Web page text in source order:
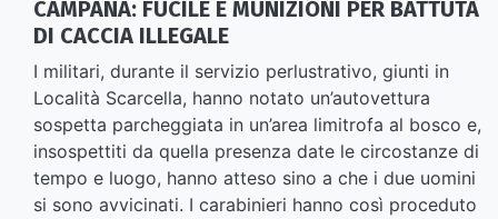
CAMPANA: FUCILE E MUNIZIONI PER BATTUTA
DI CACCIA ILLEGALE
I militari, durante il servizio perlustrativo, giunti in
Località Scarcella, hanno notato un’autovettura
sospetta parcheggiata in un’area limitrofa al bosco e,
insospettiti da quella presenza date le circostanze di
tempo e luogo, hanno atteso sino a che i due uomini
si sono avvicinati. I carabinieri hanno così proceduto